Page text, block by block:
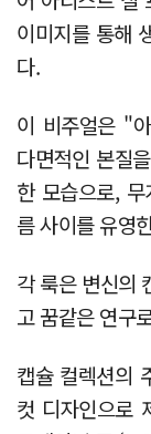
이미지를 통해
다.
이 비주얼은 "
다면적인 본질
한 모습으로,
름 사이를 유영
각 룩은 변신의
고 꿈같은 연구
캡슐 컬렉션의
컷 디자인으로